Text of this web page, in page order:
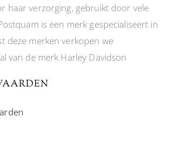
haar verzorging, gebruikt door vele
is een merk gespecialiseert in
deze merken verkopen we
van de merk Harley Davidson